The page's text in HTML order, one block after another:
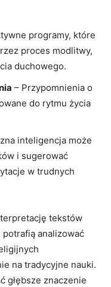
programy, które
proces modlitwy,
duchowego.
– Przypomnienia o
do rytmu życia
inteligencja może
i sugerować
w trudnych
tekstów
analizować
na tradycyjne nauki.
głębsze znaczenie